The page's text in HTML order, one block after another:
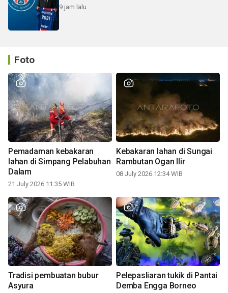
9 jam lalu
Foto
Pemadaman kebakaran
lahan di Simpang Pelabuhan
Dalam
21 July 2026 11:35 WIB
Kebakaran lahan di Sungai
Rambutan Ogan Ilir
08 July 2026 12:34 WIB
Tradisi pembuatan bubur
Asyura
Pelepasliaran tukik di Pantai
Demba Engga Borneo